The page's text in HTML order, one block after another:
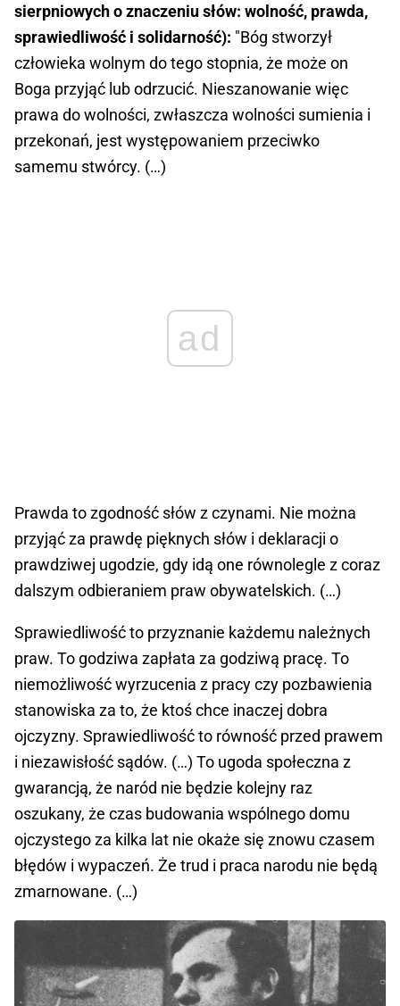
sierpniowych o znaczeniu słów: wolność, prawda,
sprawiedliwość i solidarność): "Bóg stworzył
człowieka wolnym do tego stopnia, że może on
Boga przyjąć lub odrzucić. Nieszanowanie więc
prawa do wolności, zwłaszcza wolności sumienia i
przekonań, jest występowaniem przeciwko
samemu stwórcy. (…)
ad
Prawda to zgodność słów z czynami. Nie można
przyjąć za prawdę pięknych słów i deklaracji o
prawdziwej ugodzie, gdy idą one równolegle z coraz
dalszym odbieraniem praw obywatelskich. (…)
Sprawiedliwość to przyznanie każdemu należnych
praw. To godziwa zapłata za godziwą pracę. To
niemożliwość wyrzucenia z pracy czy pozbawienia
stanowiska za to, że ktoś chce inaczej dobra
ojczyzny. Sprawiedliwość to równość przed prawem
i niezawisłość sądów. (…) To ugoda społeczna z
gwarancją, że naród nie będzie kolejny raz
oszukany, że czas budowania wspólnego domu
ojczystego za kilka lat nie okaże się znowu czasem
błędów i wypaczeń. Że trud i praca narodu nie będą
zmarnowane. (…)